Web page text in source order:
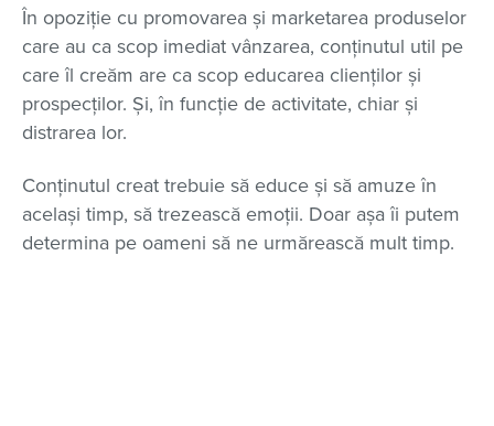
În opoziție cu promovarea și marketarea produselor
care au ca scop imediat vânzarea, conținutul util pe
care îl creăm are ca scop educarea clienților și
prospecților. Și, în funcție de activitate, chiar și
distrarea lor.
Conținutul creat trebuie să educe și să amuze în
același timp, să trezească emoții. Doar așa îi putem
determina pe oameni să ne urmărească mult timp.